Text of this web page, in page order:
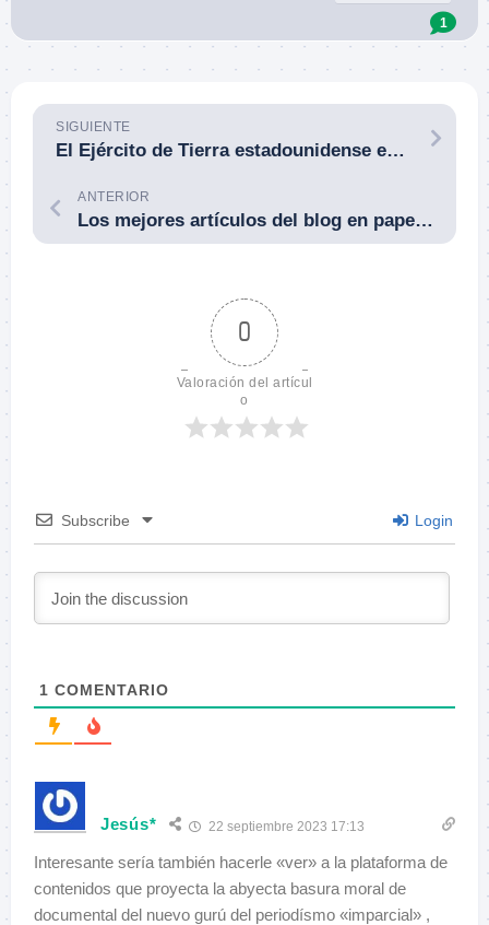
1
SIGUIENTE
El Ejército de Tierra estadounidense empieza a dotar de Armas de Pelotón de Próxima Generación [Next Generation Squad Weapons (NGSW)] a sus unidades.
ANTERIOR
Los mejores artículos del blog en papel, ¿te interesa?
0
Valoración del artícul
o
Subscribe Login
1 COMENTARIO
Jesús* 22 septiembre 2023 17:13
Interesante sería también hacerle «ver» a la plataforma de
contenidos que proyecta la abyecta basura moral de
documental del nuevo gurú del periodísmo «imparcial» ,